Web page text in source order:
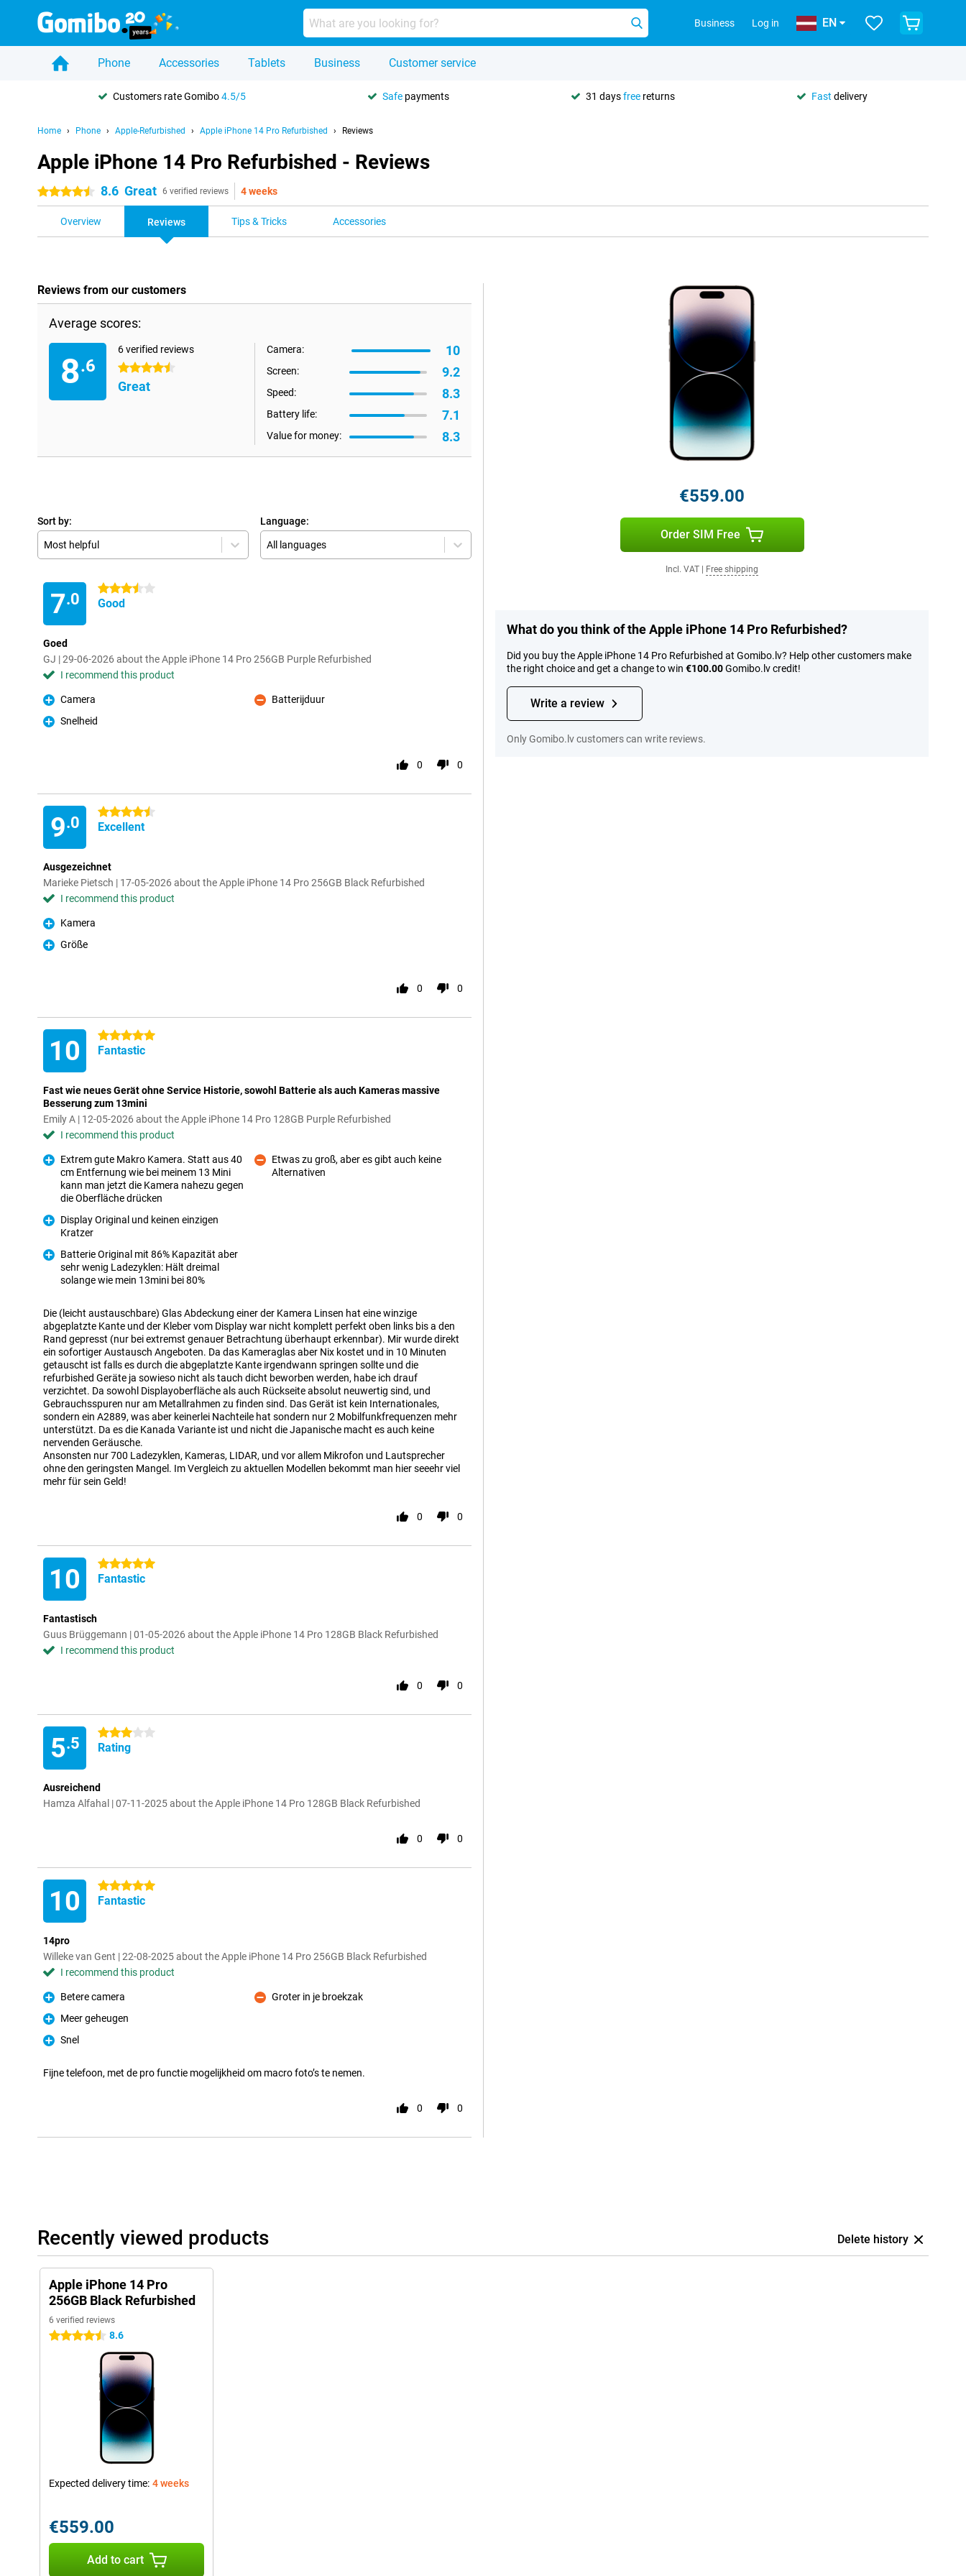
Business Log in EN
Phone Accessories Tablets Business Customer service
Customers rate Gomibo4.5/5 Safe payments 31 daysfree returns Fast delivery
Home Phone Apple-Refurbished Apple iPhone 14 Pro Refurbished Reviews
Apple iPhone 14 Pro Refurbished - Reviews
4.5 stars 8.6 Great 6 verified reviews 4 weeks
Overview Reviews Tips & Tricks Accessories
Reviews from our customers
Average scores:
8.6
6 verified reviews
4.5 stars
Great
Camera: 10
Screen: 9.2
Speed: 8.3
Battery life: 7.1
Value for money: 8.3
Sort by:
Most helpful
Language:
All languages
7.0
3.5 stars
Good
Goed
GJ | 29-06-2026 about the Apple iPhone 14 Pro 256GB Purple Refurbished
I recommend this product
Pro
Camera
Pro
Snelheid
Con
Batterijduur
0 0
9.0
4.5 stars
Excellent
Ausgezeichnet
Marieke Pietsch | 17-05-2026 about the Apple iPhone 14 Pro 256GB Black Refurbished
I recommend this product
Pro
Kamera
Pro
Größe
0 0
10 5 stars
Fantastic
Fast wie neues Gerät ohne Service Historie, sowohl Batterie als auch Kameras massive
Besserung zum 13mini
Emily A | 12-05-2026 about the Apple iPhone 14 Pro 128GB Purple Refurbished
I recommend this product
Extrem gute Makro Kamera. Statt aus 40
cm Entfernung wie bei meinem 13 Mini
kann man jetzt die Kamera nahezu gegen
die Oberfläche drücken
Display Original und keinen einzigen
Kratzer
Batterie Original mit 86% Kapazität aber
sehr wenig Ladezyklen: Hält dreimal
solange wie mein 13mini bei 80%
Con
Etwas zu groß, aber es gibt auch keine
Alternativen
Die (leicht austauschbare) Glas Abdeckung einer der Kamera Linsen hat eine winzige
abgeplatzte Kante und der Kleber vom Display war nicht komplett perfekt oben links bis a den
Rand gepresst (nur bei extremst genauer Betrachtung überhaupt erkennbar). Mir wurde direkt
ein sofortiger Austausch Angeboten. Da das Kameraglas aber Nix kostet und in 10 Minuten
getauscht ist falls es durch die abgeplatzte Kante irgendwann springen sollte und die
refurbished Geräte ja sowieso nicht als tauch dicht beworben werden, habe ich drauf
verzichtet. Da sowohl Displayoberfläche als auch Rückseite absolut neuwertig sind, und
Gebrauchsspuren nur am Metallrahmen zu finden sind. Das Gerät ist kein Internationales,
sondern ein A2889, was aber keinerlei Nachteile hat sondern nur 2 Mobilfunkfrequenzen mehr
unterstützt. Da es die Kanada Variante ist und nicht die Japanische macht es auch keine
nervenden Geräusche.
Ansonsten nur 700 Ladezyklen, Kameras, LIDAR, und vor allem Mikrofon und Lautsprecher
ohne den geringsten Mangel. Im Vergleich zu aktuellen Modellen bekommt man hier seeehr viel
mehr für sein Geld!
0 0
10 5 stars
Fantastic
Fantastisch
Guus Brüggemann | 01-05-2026 about the Apple iPhone 14 Pro 128GB Black Refurbished
I recommend this product
0 0
5.5
3 stars
Rating
Ausreichend
Hamza Alfahal | 07-11-2025 about the Apple iPhone 14 Pro 128GB Black Refurbished
0 0
10 5 stars
Fantastic
14pro
Willeke van Gent | 22-08-2025 about the Apple iPhone 14 Pro 256GB Black Refurbished
I recommend this product
Pro
Betere camera
Pro
Meer geheugen
Pro
Snel
Con
Groter in je broekzak
Fijne telefoon, met de pro functie mogelijkheid om macro foto’s te nemen.
0 0
€559.00
Order SIM Free
Incl. VAT Free shipping
What do you think of the Apple iPhone 14 Pro Refurbished?
Did you buy the Apple iPhone 14 Pro Refurbished at Gomibo.lv? Help other customers make
the right choice and get a change to win €100.00Gomibo.lv credit!
Write a review
Only Gomibo.lv customers can write reviews.
Recently viewed products Delete history
Apple iPhone 14 Pro
256GB Black Refurbished
6 verified reviews
4.5 stars 8.6
Expected delivery time: 4 weeks
€559.00
Add to cart